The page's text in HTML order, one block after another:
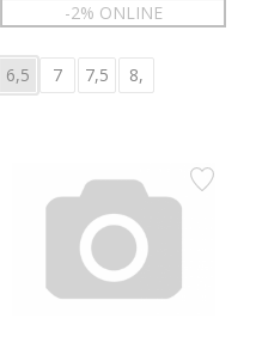
-2% ONLINE
6,5 7 7,5 8,